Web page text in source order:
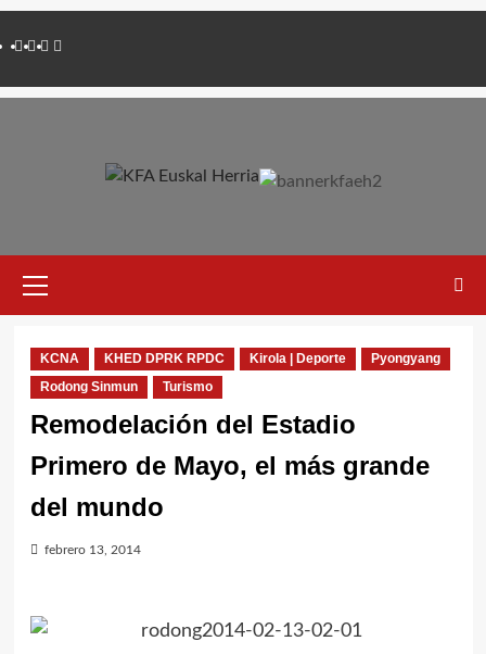
alTwitter
YouTube
Telegram
Facebook
primario
KCNA KHED DPRK RPDC Kirola | Deporte
Pyongyang
Rodong Sinmun
Turismo
Remodelación del Estadio
Primero de Mayo, el más grande
del mundo
febrero 13, 2014